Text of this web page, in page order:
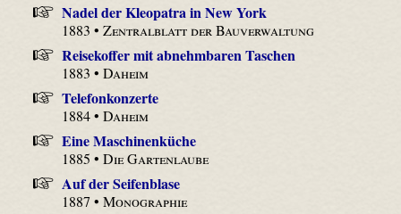
Nadel der Kleopatra in New York
1883 •Zentralblatt der Bauverwaltung
Reisekoffer mit abnehmbaren Taschen
1883 •Daheim
Telefonkonzerte
1884 •Daheim
Eine Maschinenküche
1885 •Die Gartenlaube
Auf der Seifenblase
1887 •Monographie